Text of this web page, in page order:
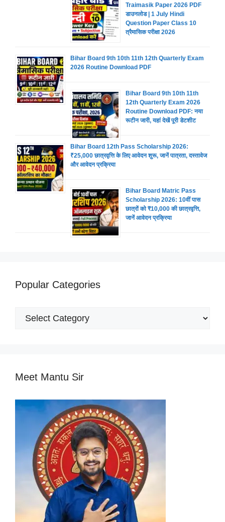
Traimasik Paper 2026 PDF
डाउनलोड | 1 July Hindi
Question Paper Class 10
त्रैमासिक परीक्षा 2026
Bihar Board 9th 10th 11th 12th Quarterly Exam
2026 Routine Download PDF
Bihar Board 9th 10th 11th
12th Quarterly Exam 2026
Routine Download PDF: नया
रूटीन जारी, यहां देखें पूरी डेटशीट
Bihar Board 12th Pass Scholarship 2026:
₹25,000 छात्रवृत्ति के लिए आवेदन शुरू, जानें पात्रता, दस्तावेज
और आवेदन प्रक्रिया
Bihar Board Matric Pass
Scholarship 2026: 10वीं पास
छात्रों को ₹10,000 की छात्रवृत्ति,
जानें आवेदन प्रक्रिया
Popular Categories
Popular
Meet Mantu Sir